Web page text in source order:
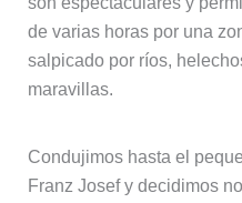
de varias horas por una
salpicado por ríos,
maravillas.
Condujimos hasta el
Franz Josef y decidimos